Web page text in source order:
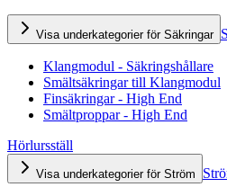
Visa underkategorier för Säkringar
Klangmodul - Säkringshållare
Smältsäkringar till Klangmodul
Finsäkringar - High End
Smältproppar - High End
Hörlursställ
Visa underkategorier för Ström